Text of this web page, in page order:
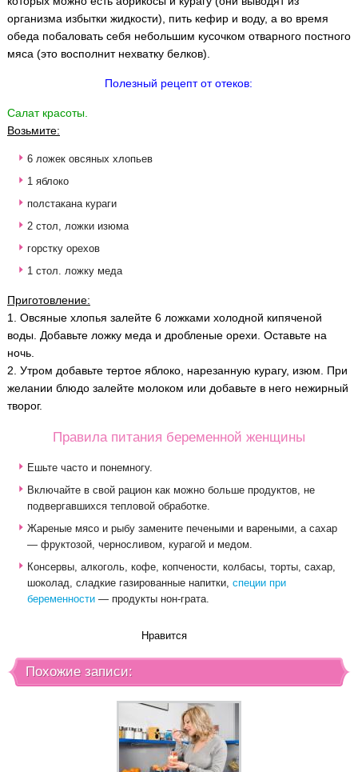
организма избытки жидкости), пить кефир и воду, а во время
обеда побаловать себя небольшим кусочком отварного постного
мяса (это восполнит нехватку белков).
Полезный рецепт от отеков:
Салат красоты.
Возьмите:
6 ложек овсяных хлопьев
1 яблоко
полстакана кураги
2 стол, ложки изюма
горстку орехов
1 стол. ложку меда
Приготовление:
1. Овсяные хлопья залейте 6 ложками холодной кипяченой
воды. Добавьте ложку меда и дробленые орехи. Оставьте на
ночь.
2. Утром добавьте тертое яблоко, нарезанную курагу, изюм. При
желании блюдо залейте молоком или добавьте в него нежирный
творог.
Правила питания беременной женщины
Ешьте часто и понемногу.
Включайте в свой рацион как можно больше продуктов, не
подвергавшихся тепловой обработке.
Жареные мясо и рыбу замените печеными и вареными, а сахар
— фруктозой, черносливом, курагой и медом.
Консервы, алкоголь, кофе, копчености, колбасы, торты, сахар,
шоколад, сладкие газированные напитки, специи при
беременности— продукты нон-грата.
Нравится
Похожие записи: